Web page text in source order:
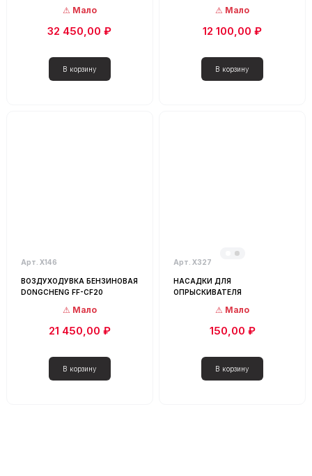
Мало
32 450,00 ₽
Мало
12 100,00 ₽
Арт. Х146
ВОЗДУХОДУВКА БЕНЗИНОВАЯ
DONGCHENG FF-CF20
Мало
21 450,00 ₽
Арт. Х327
НАСАДКИ ДЛЯ
ОПРЫСКИВАТЕЛЯ
Мало
150,00 ₽